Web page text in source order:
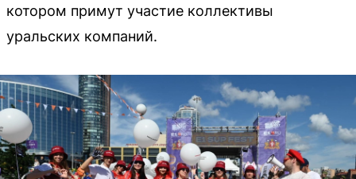
котором примут участие коллективы
уральских компаний.